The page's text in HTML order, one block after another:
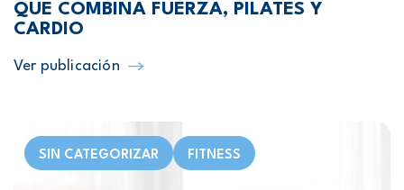
QUE COMBINA FUERZA, PILATES Y
CARDIO
Ver publicación
SIN CATEGORIZAR FITNESS